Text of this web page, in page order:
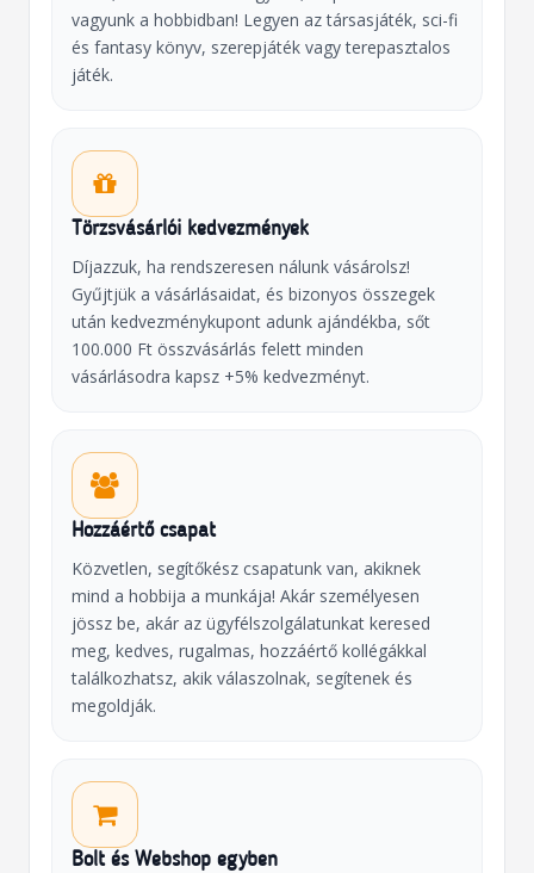
vagyunk a hobbidban! Legyen az társasjáték, sci-fi
és fantasy könyv, szerepjáték vagy terepasztalos
játék.
Törzsvásárlói kedvezmények
Díjazzuk, ha rendszeresen nálunk vásárolsz!
Gyűjtjük a vásárlásaidat, és bizonyos összegek
után kedvezménykupont adunk ajándékba, sőt
100.000 Ft összvásárlás felett minden
vásárlásodra kapsz +5% kedvezményt.
Hozzáértő csapat
Közvetlen, segítőkész csapatunk van, akiknek
mind a hobbija a munkája! Akár személyesen
jössz be, akár az ügyfélszolgálatunkat keresed
meg, kedves, rugalmas, hozzáértő kollégákkal
találkozhatsz, akik válaszolnak, segítenek és
megoldják.
Bolt és Webshop egyben